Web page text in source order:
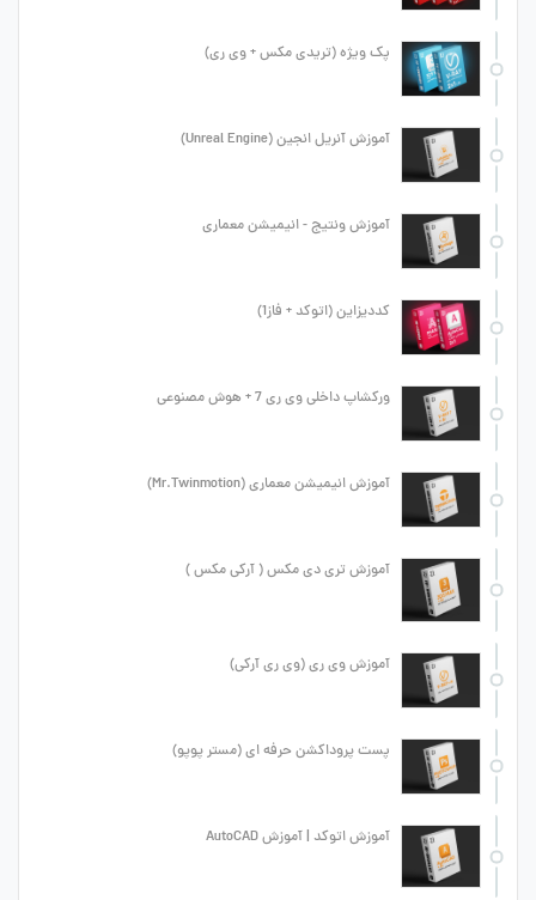
پک ویژه (تریدی مکس + وی ری)
آموزش آنریل انجین (Unreal Engine)
آموزش ونتیج - انیمیشن معماری
کددیزاین (اتوکد + فاز1)
ورکشاپ داخلی وی ری 7 + هوش مصنوعی
آموزش انیمیشن معماری (Mr.Twinmotion)
آموزش تری دی مکس ( آرکی مکس )
آموزش وی ری (وی ری آرکی)
پست پروداکشن حرفه ای (مستر پوپو)
آموزش اتوکد | آموزش AutoCAD